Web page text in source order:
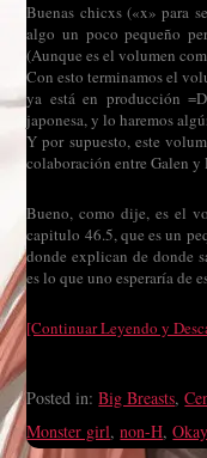
Buenas chicxs («x» para
algo un poco pequeño
(Aunque es el volumen
Con esto terminamos el
ya está en producción
japonesa, y lo haremos
Y por supuesto, este
colaboración entre Galen y
Bueno, como dije, es el
capitulo 46.5, que es un
donde explican de donde
es lo que uno esperaría de
[Continuar Leyendo y
Posted in:Big Breasts,
Monster girl,non-H,